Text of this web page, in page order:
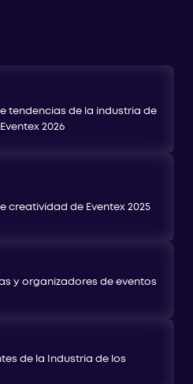
tendencias de la industria de
2026
creatividad de Eventex 2025
y organizadores de eventos
de la Industria de los